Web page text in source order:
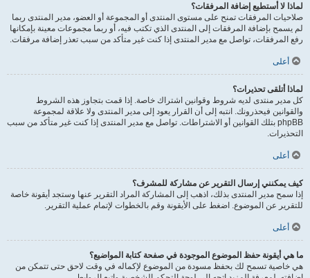
لماذا لا أستطيع إضافة المرفقات؟
صلاحيات المرفقات تمنح على مستوى المنتدى أو المجموعة أو العضو، مدير المنتدى ربما
لم يسمح بإضافة المرفقات إلى المنتدى الذي تكتب فيه، أو ربما مجموعات معينة بإمكانها
رفع المرفقات، تواصل مع مدير المنتدى إذا كنت غير متأكد من سبب تعذر إضافة مرفقات.
أعلى
لماذا أتلقى تحذيرات؟
كل مدير منتدى لديه شروط وقوانين اشتراك خاصة. إذا قمت بتجاوز هذه الشروط
والقوانين فيحذرونك. انتبه إلى أن القرار يعود إلى مدير المنتدى ولا علاقة لمجموعة
phpBB بتلك القوانين أو الاشتراطات. تواصل مع مدير المنتدى إذا كنت غير متأكد من سبب
التحذيرات.
أعلى
كيف يمكنني إرسال التقرير عن مشاركة للمشرف؟
إذا سمح مدير المنتدى بذلك، اذهب إلى المشاركة المراد التقرير عنها وستجد أيقونة خاصة
للتقرير عن الموضوع. اضغط على الأيقونة وقم بالخطوات لإتمام عملية التقرير.
أعلى
ما هي أيقونة حفظ الموضوع الموجودة في صفحة كتابة المواضيع؟
هي خاصية تسمح لك بحفظ مسودة من الموضوع لإكماله في وقت لاحق حتى تتمكن من